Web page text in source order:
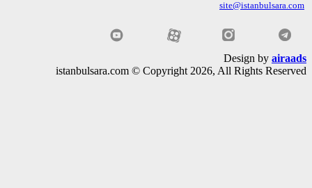
Design by
istanbulsara.com © Copyright 2026, All Rights